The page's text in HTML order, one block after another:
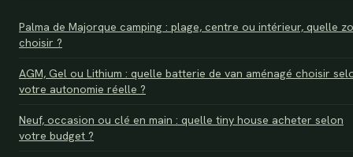
Palma de Majorque camping : plage, centre ou intérieur, quelle
choisir ?
AGM, Gel ou Lithium : quelle batterie de van aménagé choisir
votre autonomie réelle ?
Neuf, occasion ou clé en main : quelle tiny house acheter selon
votre budget ?